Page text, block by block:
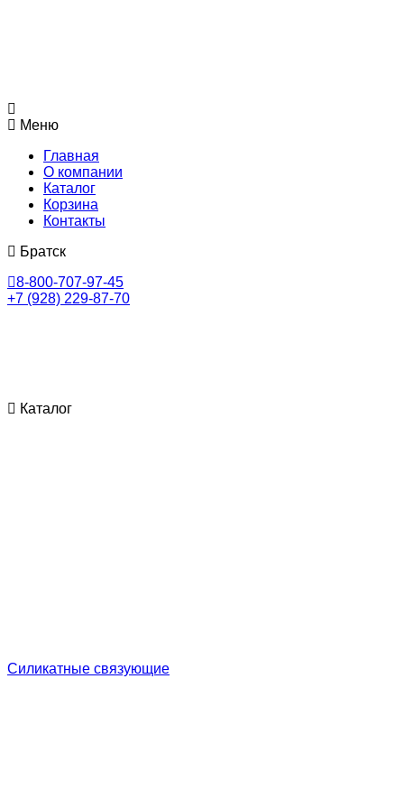
Меню
Главная
О компании
Каталог
Корзина
Контакты
Братск
8-800-707-97-45
+7 (928) 229-87-70
Каталог
Cиликатные связующие